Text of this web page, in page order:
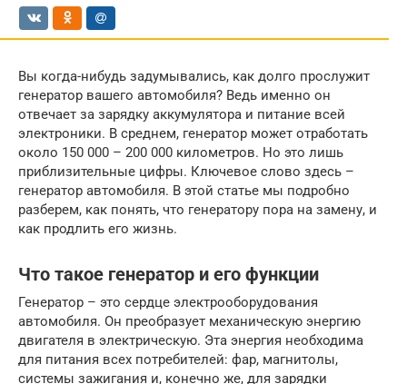
Вы когда-нибудь задумывались, как долго прослужит
генератор вашего автомобиля? Ведь именно он
отвечает за зарядку аккумулятора и питание всей
электроники. В среднем, генератор может отработать
около 150 000 – 200 000 километров. Но это лишь
приблизительные цифры. Ключевое слово здесь –
генератор автомобиля. В этой статье мы подробно
разберем, как понять, что генератору пора на замену, и
как продлить его жизнь.
Что такое генератор и его функции
Генератор – это сердце электрооборудования
автомобиля. Он преобразует механическую энергию
двигателя в электрическую. Эта энергия необходима
для питания всех потребителей: фар, магнитолы,
системы зажигания и, конечно же, для зарядки